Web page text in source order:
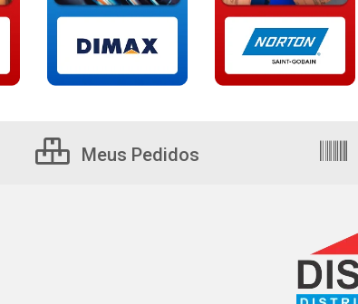
Meus Pedidos